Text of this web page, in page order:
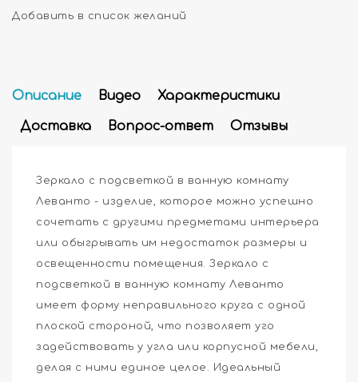
Добавить в список желаний
Описание Видео Характеристики
Доставка Вопрос-ответ Отзывы
Зеркало с подсветкой в ванную комнату
Леванто - изделие, которое можно успешно
сочетать с другими предметами интерьера
или обыгрывать им недостаток размеры и
освещенности помещения. Зеркало с
подсветкой в ванную комнату Леванто
имеет форму неправильного круга с одной
плоской стороной, что позволяет уго
задействовать у угла или корпусной мебели,
делая с ними единое целое. Идеальный